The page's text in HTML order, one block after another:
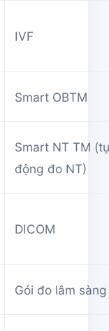
IVF
Smart OBTM
Smart NT TM
động đo NT)
DICOM
Gói đo lâm sàng